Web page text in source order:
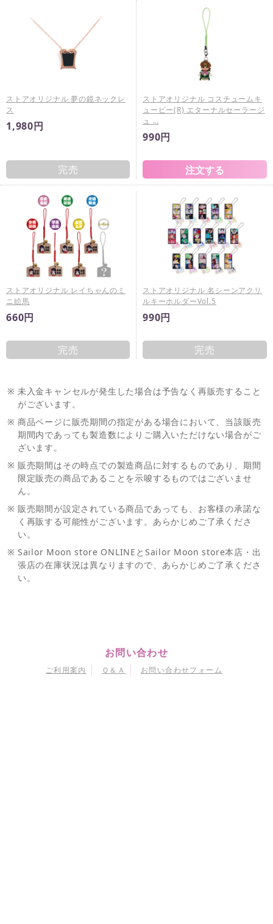
ストアオリジナル 夢の鏡ネックレ
ス
1,980円
完売
ストアオリジナル コスチュームキ
ューピー(R) エターナルセーラージ
ュ …
990円
ストアオリジナル レイちゃんのミ
ニ絵馬
660円
完売
ストアオリジナル 名シーンアクリ
ルキーホルダーVol.5
990円
完売
※ 未入金キャンセルが発生した場合は予告なく再販売すること
がございます。
※ 商品ページに販売期間の指定がある場合において、当該販売
期間内であっても製造数によりご購入いただけない場合がご
ざいます。
※ 販売期間はその時点での製造商品に対するものであり、期間
限定販売の商品であることを示唆するものではございませ
ん。
※ 販売期間が設定されている商品であっても、お客様の承諾な
く再販する可能性がございます。あらかじめご了承くださ
い。
※ Sailor Moon store ONLINEとSailor Moon store本店・出
張店の在庫状況は異なりますので、あらかじめご了承くださ
い。
お問い合わせ
ご利用案内 Ｑ＆Ａ お問い合わせフォーム